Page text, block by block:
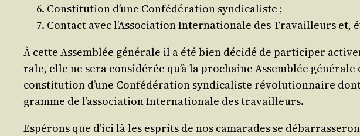
Consti­tu­tion d’une Confé­dé­ra­tion syndicaliste ;
Contact avec l’As­so­cia­tion Inter­na­tio­nale des Tra­vailleurs et,
À cette Assem­blée géné­rale il a été bien déci­dé de par­ti­ci­per
rale, elle ne sera consi­dé­rée qu’à la pro­chaine Assem­blée
consti­tu­tion d’une Confé­dé­ra­tion syn­di­ca­liste révo­lu­tion­naire
gramme de l’as­so­cia­tion Inter­na­tio­nale des travailleurs.
Espé­rons que d’i­ci là les esprits de nos cama­rades se